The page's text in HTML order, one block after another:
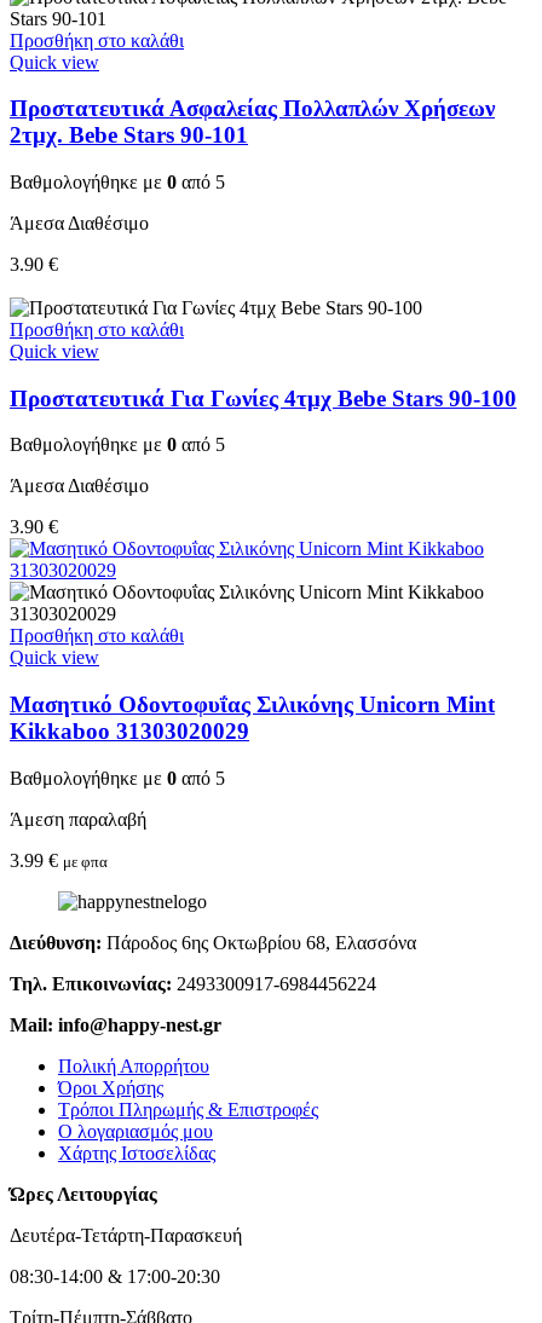
Προσθήκη στο καλάθι
Quick view
Προστατευτικά Ασφαλείας Πολλαπλών Χρήσεων
2τμχ. Bebe Stars 90-101
Βαθμολογήθηκε με 0 από 5
Άμεσα Διαθέσιμο
3.90 €
Προσθήκη στο καλάθι
Quick view
Προστατευτικά Για Γωνίες 4τμχ Bebe Stars 90-100
Βαθμολογήθηκε με 0 από 5
Άμεσα Διαθέσιμο
3.90 €
Προσθήκη στο καλάθι
Quick view
Μασητικό Οδοντοφυΐας Σιλικόνης Unicorn Mint
Kikkaboo 31303020029
Βαθμολογήθηκε με 0 από 5
Άμεση παραλαβή
3.99 € με φπα
Διεύθυνση: Πάροδος 6ης Οκτωβρίου 68, Ελασσόνα
Τηλ. Επικοινωνίας: 2493300917-6984456224
Mail: info@happy-nest.gr
Πολική Απορρήτου
Όροι Χρήσης
Τρόποι Πληρωμής & Επιστροφές
Ο λογαριασμός μου
Χάρτης Ιστοσελίδας
Ώρες Λειτουργίας
Δευτέρα-Τετάρτη-Παρασκευή
08:30-14:00 & 17:00-20:30
Τρίτη-Πέμπτη-Σάββατο